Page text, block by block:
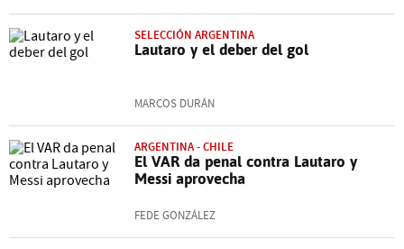
SELECCIÓN ARGENTINA
Lautaro y el deber del gol
MARCOS DURÁN
ARGENTINA - CHILE
El VAR da penal contra Lautaro y
Messi aprovecha
FEDE GONZÁLEZ